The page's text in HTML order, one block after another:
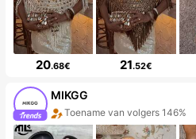
20.68€ 21.52€
MIKGG
Toename van volgers 146%